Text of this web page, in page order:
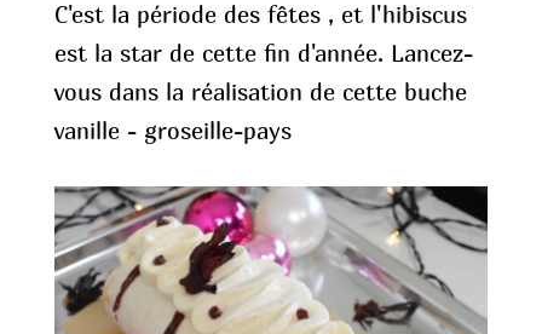
C'est la période des fêtes , et l'hibiscus
est la star de cette fin d'année. Lancez-
vous dans la réalisation de cette buche
vanille - groseille-pays